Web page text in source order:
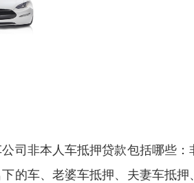
司非本人车抵押贷款包括哪些
的车、老婆车抵押、夫妻车抵